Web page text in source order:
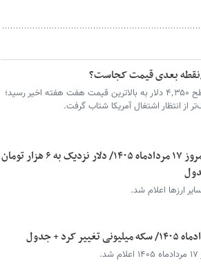
بعدی قیمت کجاست؟
طلا روز جمعه با عبور از سطح ۴٬۳۵۰ دلار به بالاترین قیمت هفت هفته اخیر رسید؛
از انتظار اشتغال آمریکا شتاب گرفت.
قیمت دلار، یورو و سایر ارزها امروز ۱۷ مردادماه ۱۴۰۵/ دلار نزدیک به ۶ هزار تومان
ارزها اعلام شد.